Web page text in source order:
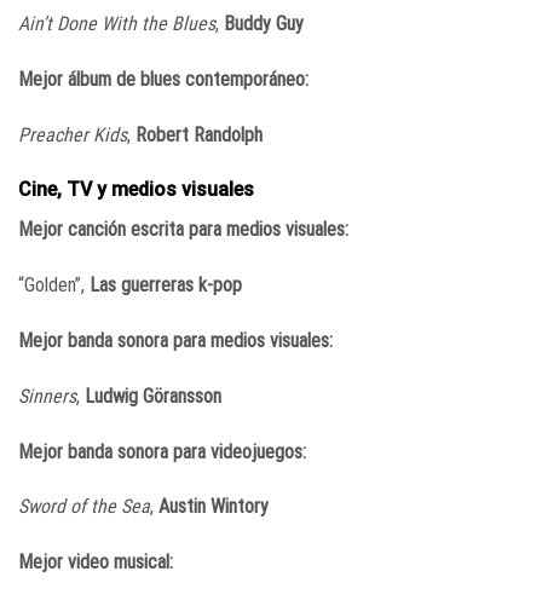
Ain’t Done With the Blues, Buddy Guy
Mejor álbum de blues contemporáneo:
Preacher Kids, Robert Randolph
Cine, TV y medios visuales
Mejor canción escrita para medios visuales:
“Golden”, Las guerreras k-pop
Mejor banda sonora para medios visuales:
Sinners, Ludwig Göransson
Mejor banda sonora para videojuegos:
Sword of the Sea, Austin Wintory
Mejor video musical: